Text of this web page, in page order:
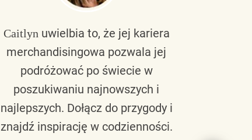
Caitlynuwielbia to, że jej kariera
merchandisingowa pozwala jej
podróżować po świecie w
poszukiwaniu najnowszych i
najlepszych. Dołącz do przygody i
znajdź inspirację w codzienności.